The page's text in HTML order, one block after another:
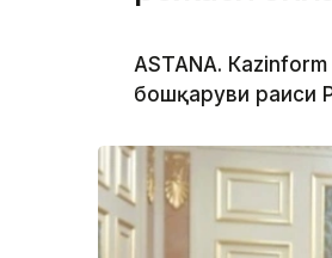
ASTANА.
бошқаруви раиси